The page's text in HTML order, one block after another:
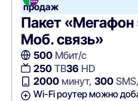
продаж
Пакет «Мегафон
Моб. связь»
500Мбит/с
250ТВ36 HD
2000минут, 300SMS,
Wi-Fi роутер можно